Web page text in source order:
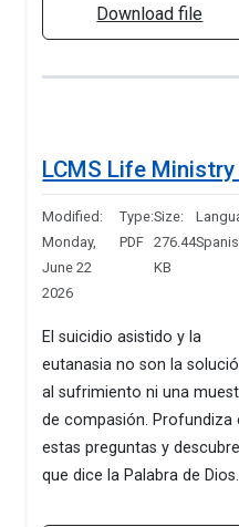
Download file
LCMS Life
Modified:
Monday,
June 22
2026
Type:
PDF
Size:
276.44
KB
El suicidio asistido y la
eutanasia no son la
al sufrimiento ni una
de compasión. Profundiza
estas preguntas y
que dice la Palabra de Dios.